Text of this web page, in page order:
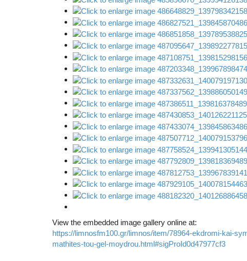
View the embedded image gallery online at:
https://limnosfm100.gr/limnos/item/78964-ekdromi-kai-
mathites-tou-gel-moydrou.html#sigProId0d47977cf3